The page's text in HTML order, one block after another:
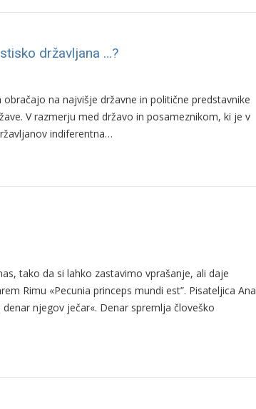
državljana …?
na najvišje državne in politične predstavnike
V razmerju med državo in posameznikom, ki je v
indiferentna…
tako da si lahko zastavimo vprašanje, ali daje
Rimu «Pecunia princeps mundi est”. Pisateljica Ana
njegov ječar«. Denar spremlja človeško